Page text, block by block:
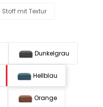
Stoff mit Textur
Dunkelgrau
Hellblau
Orange